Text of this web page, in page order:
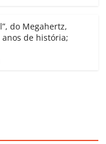
do Megahertz,
de história;